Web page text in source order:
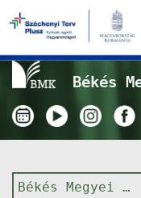
Békés
Békés Megyei Könyvtár